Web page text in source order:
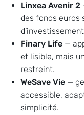
Linxea Avenir 2
des fonds euros
Finary Life —
et lisible, mais
restreint.
WeSave Vie —
accessible,
simplicité.